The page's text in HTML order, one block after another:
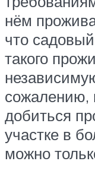
нём
что
такого
сожалению,
добиться
участке в
можно